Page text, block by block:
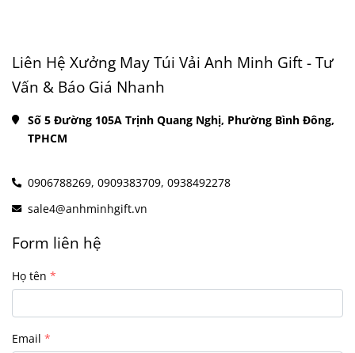
Liên Hệ Xưởng May Túi Vải Anh Minh Gift - Tư
Vấn & Báo Giá Nhanh
Số 5 Đường 105A Trịnh Quang Nghị, Phường Bình Đông,
TPHCM
0906788269, 0909383709, 0938492278
sale4@anhminhgift.vn
Form liên hệ
Họ tên
Email